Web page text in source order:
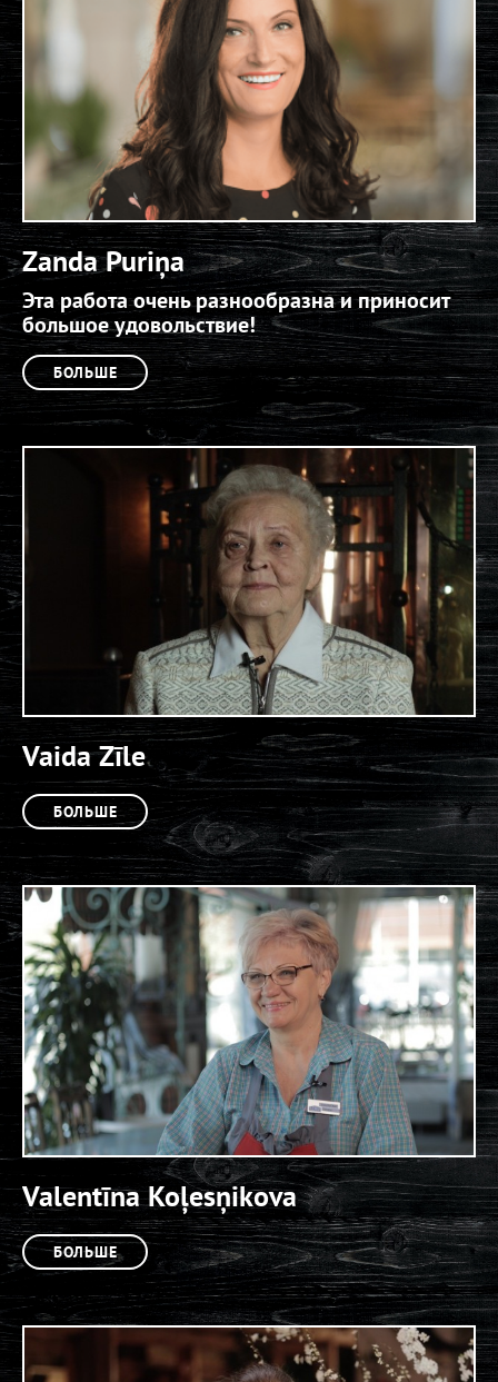
Zanda Puriņa
Эта работа очень разнообразна и приносит
большое удовольствие!
БОЛЬШЕ
Vaida Zīle
БОЛЬШЕ
Valentīna Koļesņikova
БОЛЬШЕ